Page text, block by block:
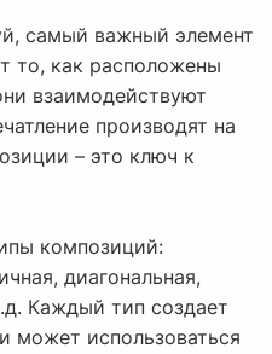
самый важный элемент
то, как расположены
взаимодействуют
производят на
– это ключ к
композиций:
диагональная,
Каждый тип создает
может использоваться